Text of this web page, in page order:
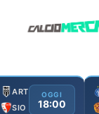
ART
SIO
OGGI
18:00